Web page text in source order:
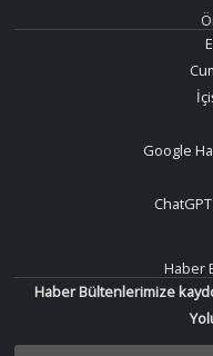
Google
Haber
Haber Bültenlerimize